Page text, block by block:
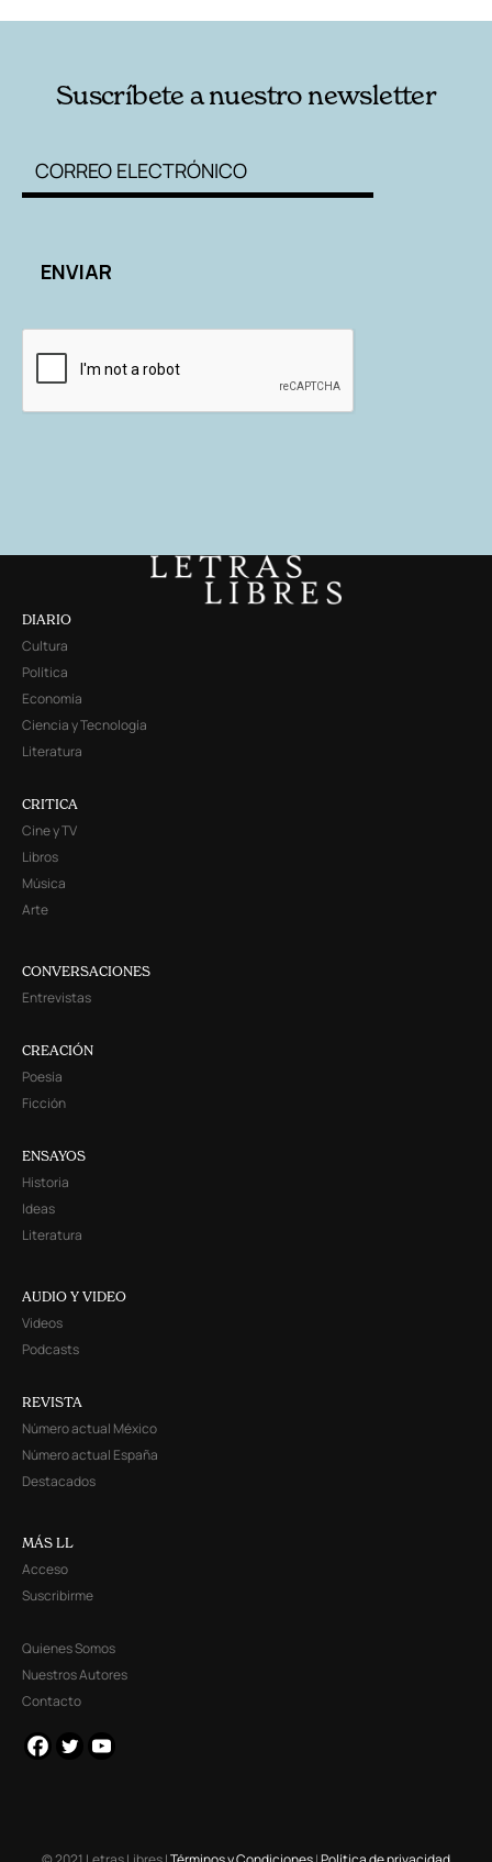
Suscríbete a nuestro newsletter
DIARIO
Cultura
Política
Economía
Ciencia y Tecnología
Literatura
CRITICA
Cine y TV
Libros
Música
Arte
CONVERSACIONES
Entrevistas
CREACIÓN
Poesía
Ficción
ENSAYOS
Historia
Ideas
Literatura
AUDIO Y VIDEO
Videos
Podcasts
REVISTA
Número actual México
Número actual España
Destacados
MÁS LL
Acceso
Suscribirme
Quienes Somos
Nuestros Autores
Contacto